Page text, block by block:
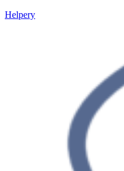
Helpery